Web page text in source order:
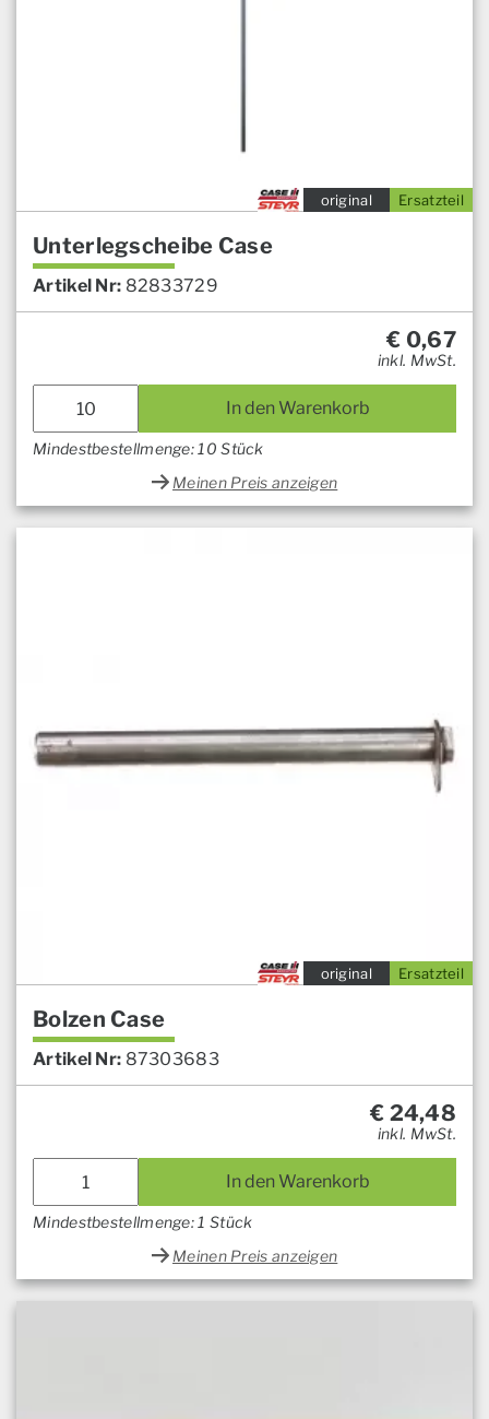
Ersatzteil
original
Unterlegscheibe Case
Artikel Nr: 82833729
€ 0,67
inkl. MwSt.
In den Warenkorb
Mindestbestellmenge: 10 Stück
Meinen Preis anzeigen
Ersatzteil
original
Bolzen Case
Artikel Nr: 87303683
€ 24,48
inkl. MwSt.
In den Warenkorb
Mindestbestellmenge: 1 Stück
Meinen Preis anzeigen